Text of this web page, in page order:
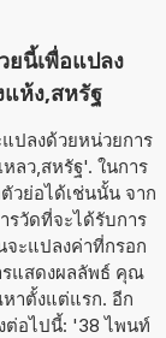
นี้เพื่อแปลง
ห้ง,สหรัฐ
ปลงด้วยหน่วยการ
ลว,สหรัฐ'. ในการ
วย่อได้เช่นนั้น จาก
วัดที่จะได้รับการ
ะแปลงค่าที่กรอก
รแสดงผลลัพธ์ คุณ
าตั้งแต่แรก. อีก
ต่อไปนี้: '38 ไพนท์